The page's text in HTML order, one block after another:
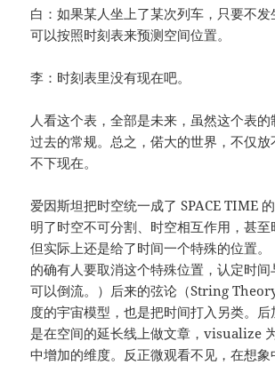
白：如果某人坐上了某次列车，只要不
可以按照时刻表来预测空间位置。
李：时刻表里没有现在吧。
人看这个表，全部是未来，虽然这个表
过去的常规。总之，偌大的世界，不仅
不下现在。
爱因斯坦把时空统一成了 SPACE TIME
明了时空不可分割、时空相互作用，甚至
但实际上还是给了时间一个特殊的位置
的确有人要取消这个特殊位置，认定时
可以倒流。）后来的弦论（String
度的宇宙模型，也是把时间打入另类。后
是在空间的延长线上做文章，visualize
中增加的维度。反正微观看不见，在想